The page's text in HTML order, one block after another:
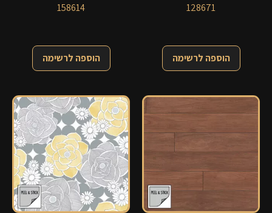
128671
הוספה לרשימה
158614
הוספה לרשימה